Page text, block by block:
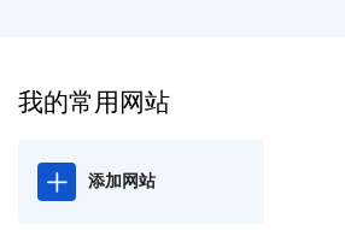
我的常用网站
添加网站